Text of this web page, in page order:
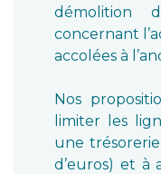
démolition
concernant
accolées à
Nos
limiter les
une
d’euros) et à